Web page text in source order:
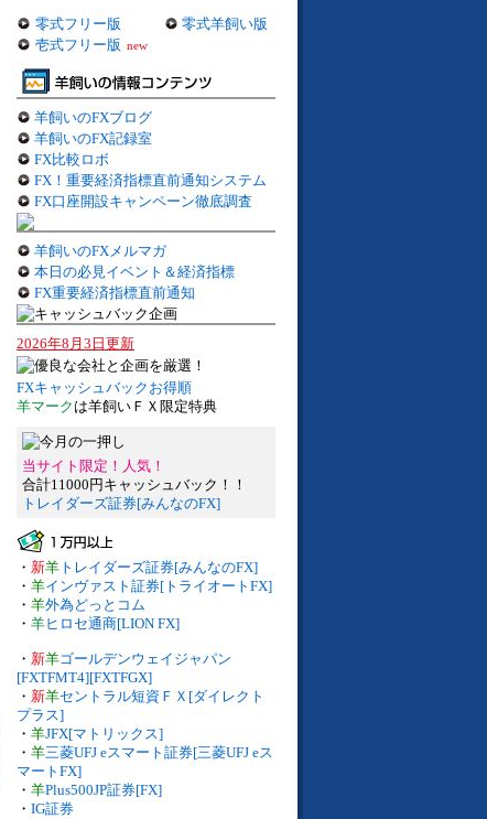
零式フリー版
零式羊飼い版
壱式フリー版 new
羊飼いのFXブログ
羊飼いのFX記録室
FX比較ロボ
FX！重要経済指標直前通知システム
FX口座開設キャンペーン徹底調査
羊飼いのFXメルマガ
本日の必見イベント＆経済指標
FX重要経済指標直前通知
2026年8月3日更新
FXキャッシュバックお得順
羊マーク は羊飼いＦＸ限定特典
当サイト限定！人気！
合計11000円キャッシュバック！！
トレイダーズ証券[みんなのFX]
・ 新羊 トレイダーズ証券[みんなのFX]
・ 羊インヴァスト証券[トライオートFX]
・ 羊外為どっとコム
・ 羊ヒロセ通商[LION FX]
・ 新羊ゴールデンウェイジャパン
[FXTFMT4][FXTFGX]
・ 新羊セントラル短資ＦＸ[ダイレクト
プラス]
・ 羊JFX[マトリックス]
・ 羊三菱UFJ eスマート証券[三菱UFJ eス
マートFX]
・ 羊Plus500JP証券[FX]
・ IG証券